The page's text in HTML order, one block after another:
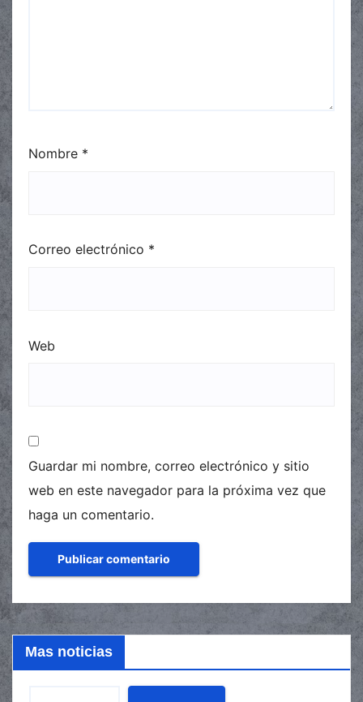
Nombre *
Correo electrónico *
Web
Guardar mi nombre, correo electrónico y sitio
web en este navegador para la próxima vez que
haga un comentario.
Mas noticias